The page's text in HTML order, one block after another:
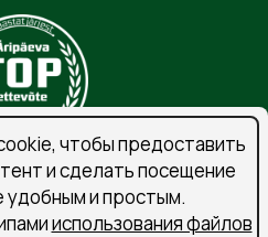
чтобы предоставить
и сделать посещение
удобным и простым.
использования файлов